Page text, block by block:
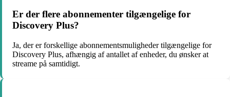
Er der flere abonnementer tilgængelige for
Discovery Plus?
Ja, der er forskellige abonnementsmuligheder tilgængelige for
Discovery Plus, afhængig af antallet af enheder, du ønsker at
streame på samtidigt.